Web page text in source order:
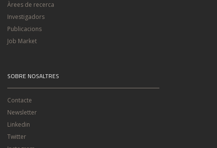
Àrees de recerca
Investigadors
Publicacions
Job Market
SOBRE NOSALTRES
Contacte
Newsletter
Linkedin
Twitter